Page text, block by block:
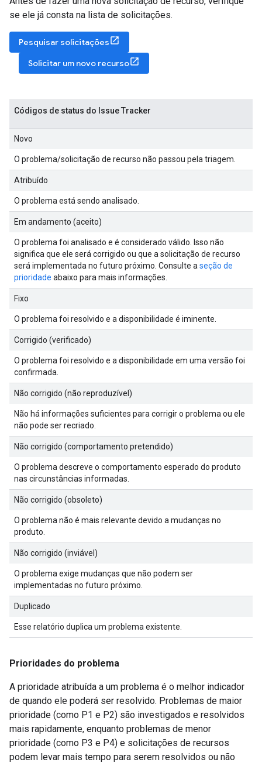
se ele já consta na lista de solicitações.
Pesquisar solicitações
Solicitar um novo recurso
Códigos de status do Issue Tracker
Novo
O problema/solicitação de recurso não passou pela triagem.
Atribuído
O problema está sendo analisado.
Em andamento (aceito)
O problema foi analisado e é considerado válido. Isso não
significa que ele será corrigido ou que a solicitação de recurso
será implementada no futuro próximo. Consulte a seção de
prioridade abaixo para mais informações.
Fixo
O problema foi resolvido e a disponibilidade é iminente.
Corrigido (verificado)
O problema foi resolvido e a disponibilidade em uma versão foi
confirmada.
Não corrigido (não reproduzível)
Não há informações suficientes para corrigir o problema ou ele
não pode ser recriado.
Não corrigido (comportamento pretendido)
O problema descreve o comportamento esperado do produto
nas circunstâncias informadas.
Não corrigido (obsoleto)
O problema não é mais relevante devido a mudanças no
produto.
Não corrigido (inviável)
O problema exige mudanças que não podem ser
implementadas no futuro próximo.
Duplicado
Esse relatório duplica um problema existente.
Prioridades do problema
A prioridade atribuída a um problema é o melhor indicador
de quando ele poderá ser resolvido. Problemas de maior
prioridade (como P1 e P2) são investigados e resolvidos
mais rapidamente, enquanto problemas de menor
prioridade (como P3 e P4) e solicitações de recursos
podem levar mais tempo para serem resolvidos ou não